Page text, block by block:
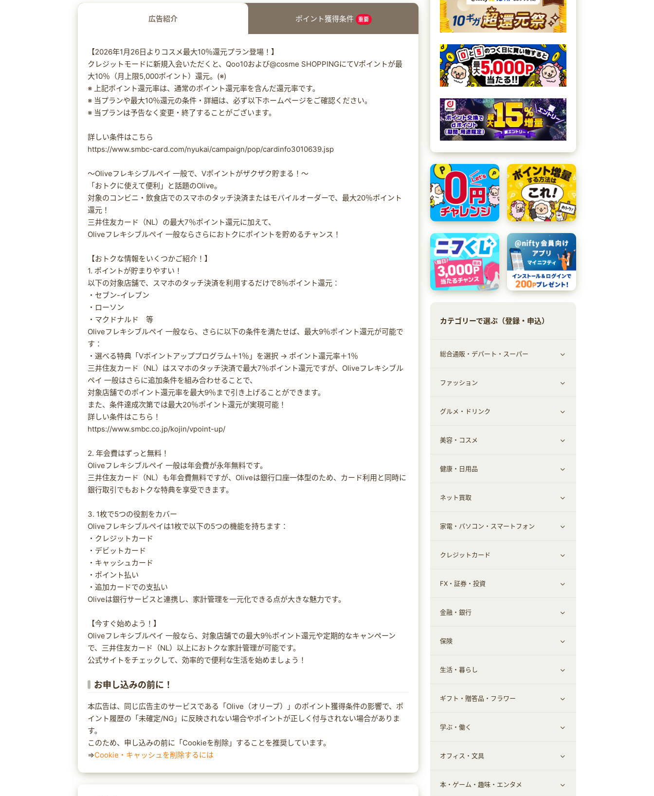
広告紹介 ポイント獲得条件 重要
【2026年1月26日よりコスメ最大10％還元プラン登場！】
クレジットモードに新規入会いただくと、Qoo10および@cosme SHOPPINGにてVポイントが最
大10％（月上限5,000ポイント）還元。(※)
※ 上記ポイント還元率は、通常のポイント還元率を含んだ還元率です。
※ 当プランや最大10％還元の条件・詳細は、必ず以下ホームぺージをご確認ください。
※ 当プランは予告なく変更・終了することがございます。
詳しい条件はこちら
https://www.smbc-card.com/nyukai/campaign/pop/cardinfo3010639.jsp
～Oliveフレキシブルペイ 一般で、Vポイントがザクザク貯まる！～
「おトクに使えて便利」と話題のOlive。
対象のコンビニ・飲食店でのスマホのタッチ決済またはモバイルオーダーで、最大20％ポイント
還元！
三井住友カード（NL）の最大7％ポイント還元に加えて、
Oliveフレキシブルペイ 一般ならさらにおトクにポイントを貯めるチャンス！
【おトクな情報をいくつかご紹介！】
1. ポイントが貯まりやすい！
以下の対象店舗で、スマホのタッチ決済を利用するだけで8％ポイント還元：
・セブン-イレブン
・ローソン
・マクドナルド 等
Oliveフレキシブルペイ 一般なら、さらに以下の条件を満たせば、最大9％ポイント還元が可能で
す：
・選べる特典「Vポイントアッププログラム＋1％」を選択 → ポイント還元率＋1％
三井住友カード（NL）はスマホのタッチ決済で最大7％ポイント還元ですが、Oliveフレキシブル
ペイ 一般はさらに追加条件を組み合わせることで、
対象店舗でのポイント還元率を最大9％まで引き上げることができます。
また、条件達成次第では最大20％ポイント還元が実現可能！
詳しい条件はこちら！
https://www.smbc.co.jp/kojin/vpoint-up/
2. 年会費はずっと無料！
Oliveフレキシブルペイ 一般は年会費が永年無料です。
三井住友カード（NL）も年会費無料ですが、Oliveは銀行口座一体型のため、カード利用と同時に
銀行取引でもおトクな特典を享受できます。
3. 1枚で5つの役割をカバー
Oliveフレキシブルペイは1枚で以下の5つの機能を持ちます：
・クレジットカード
・デビットカード
・キャッシュカード
・ポイント払い
・追加カードでの支払い
Oliveは銀行サービスと連携し、家計管理を一元化できる点が大きな魅力です。
【今すぐ始めよう！】
Oliveフレキシブルペイ 一般なら、対象店舗での最大9％ポイント還元や定期的なキャンペーン
で、三井住友カード（NL）以上におトクな家計管理が可能です。
公式サイトをチェックして、効率的で便利な生活を始めましょう！
お申し込みの前に！
本広告は、同じ広告主のサービスである「Olive（オリーブ）」のポイント獲得条件の影響で、ポ
イント履歴の「未確定/NG」に反映されない場合やポイントが正しく付与されない場合がありま
す。
このため、申し込みの前に「Cookieを削除」することを推奨しています。
⇒Cookie・キャッシュを削除するには
カテゴリーで選ぶ（登録・申込）
総合通販・デパート・スーパー
すべて見る
総合通販
ファッション
すべて見る
ファッション
インナー・下着
スーツ・フォーマル
グルメ・ドリンク
すべて見る
グルメ
お酒
食材宅配
ウォーターサーバー
美容・コスメ
すべて見る
ヘアケア
エステ・サロン
メンズ美容
健康・日用品
すべて見る
スポーツ・フィットネス
日用品・薬局・からだ
ネット買取
すべて見る
ネット買取
家電・パソコン・スマートフォン
すべて見る
家電・パソコン・ソフトウェア
通信・レンタルサーバー
スマホ・携帯電話・SIM
定額制有料コンテンツ
クレジットカード
すべて見る
クレジットカード
FX・証券・投資
すべて見る
証券
仮想通貨
その他投資
金融・銀行
銀行・ネット銀行
キャッシング・ローン
その他金融
保険
すべて見る
保険相談・面談
生活・暮らし
すべて見る
住まい・暮らし
不動産
引越し
ギフト・贈答品・フラワー
すべて見る
ギフト・贈答品
学ぶ・働く
すべて見る
習い事・学習・学校
オフィス・文具
すべて見る
本・ゲーム・趣味・エンタメ